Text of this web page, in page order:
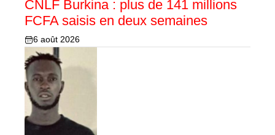
CNLF Burkina : plus de 141 millions
FCFA saisis en deux semaines
6 août 2026